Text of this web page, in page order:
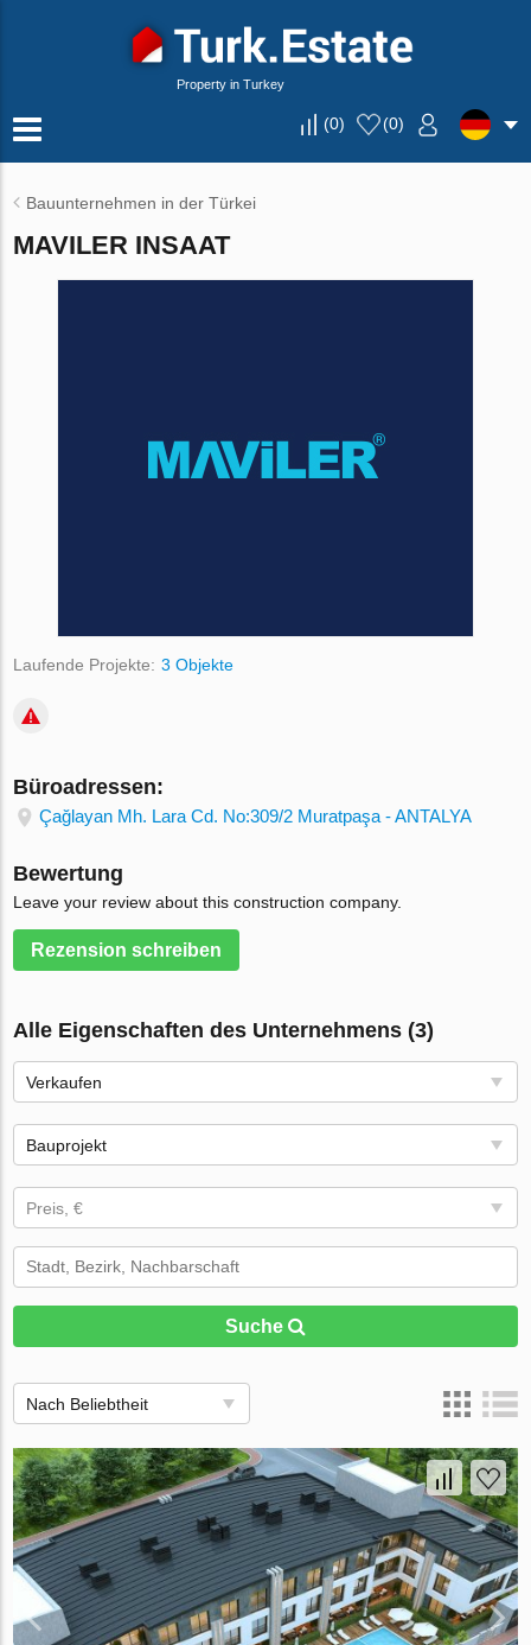
Property in Turkey
(0) (0)
Bauunternehmen in der Türkei
MAVILER INSAAT
Laufende Projekte: 3 Objekte
Büroadressen:
Çağlayan Mh. Lara Cd. No:309/2 Muratpaşa - ANTALYA
Bewertung
Leave your review about this construction company.
Rezension schreiben
Alle Eigenschaften des Unternehmens (3)
Verkaufen
Bauprojekt
Preis, €
Suche
Nach Beliebtheit